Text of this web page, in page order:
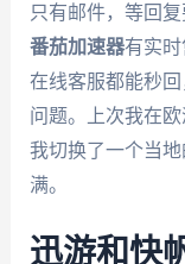
只有邮件，等回
番茄加速器有实
在线客服都能秒
问题。上次我在
我切换了一个当
满。
迅游和快